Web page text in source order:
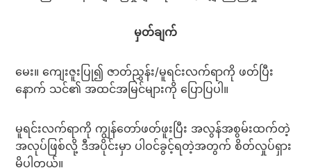
မှတ်ချက်
မေး။ ကျေးဇူးပြု၍ ဇာတ်ညွှန်း/မူရင်းလက်ရာကို ဖတ်ပြီး
နောက် သင်၏ အထင်အမြင်များကို ပြောပြပါ။
မူရင်းလက်ရာကို ကျွန်တော်ဖတ်ဖူးပြီး အလွန်အစွမ်းထက်တဲ့
အလုပ်ဖြစ်လို့ ဒီအပိုင်းမှာ ပါဝင်ခွင့်ရတဲ့အတွက် စိတ်လှုပ်ရှား
မိပါတယ်။